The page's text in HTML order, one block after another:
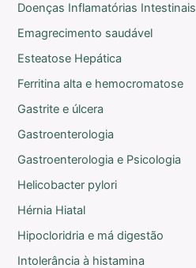
Doenças Inflamatórias Intestinais
Emagrecimento saudável
Esteatose Hepática
Ferritina alta e hemocromatose
Gastrite e úlcera
Gastroenterologia
Gastroenterologia e Psicologia
Helicobacter pylori
Hérnia Hiatal
Hipocloridria e má digestão
Intolerância à histamina